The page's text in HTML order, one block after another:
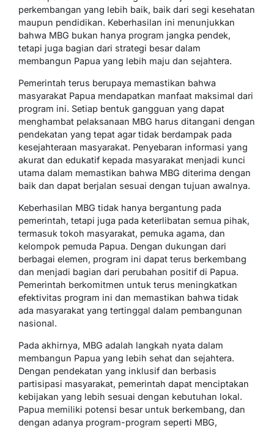
perkembangan yang lebih baik, baik dari segi kesehatan
maupun pendidikan. Keberhasilan ini menunjukkan
bahwa MBG bukan hanya program jangka pendek,
tetapi juga bagian dari strategi besar dalam
membangun Papua yang lebih maju dan sejahtera.
Pemerintah terus berupaya memastikan bahwa
masyarakat Papua mendapatkan manfaat maksimal dari
program ini. Setiap bentuk gangguan yang dapat
menghambat pelaksanaan MBG harus ditangani dengan
pendekatan yang tepat agar tidak berdampak pada
kesejahteraan masyarakat. Penyebaran informasi yang
akurat dan edukatif kepada masyarakat menjadi kunci
utama dalam memastikan bahwa MBG diterima dengan
baik dan dapat berjalan sesuai dengan tujuan awalnya.
Keberhasilan MBG tidak hanya bergantung pada
pemerintah, tetapi juga pada keterlibatan semua pihak,
termasuk tokoh masyarakat, pemuka agama, dan
kelompok pemuda Papua. Dengan dukungan dari
berbagai elemen, program ini dapat terus berkembang
dan menjadi bagian dari perubahan positif di Papua.
Pemerintah berkomitmen untuk terus meningkatkan
efektivitas program ini dan memastikan bahwa tidak
ada masyarakat yang tertinggal dalam pembangunan
nasional.
Pada akhirnya, MBG adalah langkah nyata dalam
membangun Papua yang lebih sehat dan sejahtera.
Dengan pendekatan yang inklusif dan berbasis
partisipasi masyarakat, pemerintah dapat menciptakan
kebijakan yang lebih sesuai dengan kebutuhan lokal.
Papua memiliki potensi besar untuk berkembang, dan
dengan adanya program-program seperti MBG,